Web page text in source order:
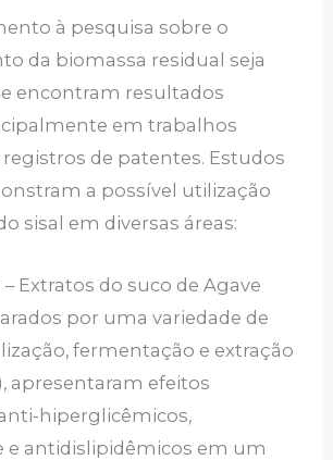
à pesquisa sobre o
da biomassa residual seja
encontram resultados
em trabalhos
de patentes. Estudos
a possível utilização
sisal em diversas áreas:
Extratos do suco de Agave
por uma variedade de
fermentação e extração
apresentaram efeitos
hiperglicêmicos,
e antidislipidêmicos em um